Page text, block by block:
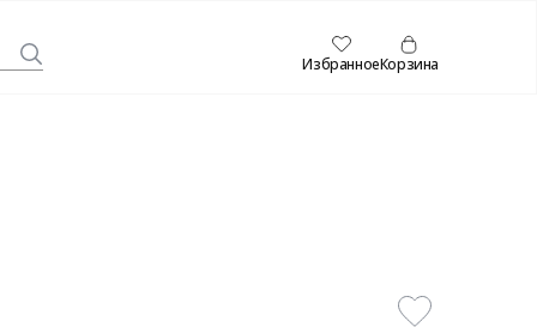
ИзбранноеКорзина